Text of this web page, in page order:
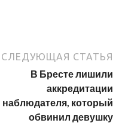
СЛЕДУЮЩАЯ СТАТЬЯ
В Бресте лишили
аккредитации
наблюдателя, который
обвинил девушку